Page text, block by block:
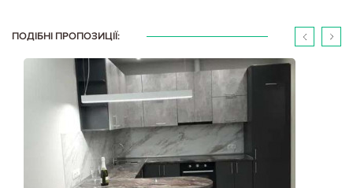
ПОДІБНІ ПРОПОЗИЦІЇ: